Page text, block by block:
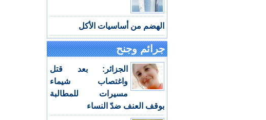
الهضم من أساسيات الأكل
جرائم وجنح
الجزائر: بعد قتل
واغتصاب شيماء
مسيرات للمطالبة
بوقف العنف ضدّ النساء